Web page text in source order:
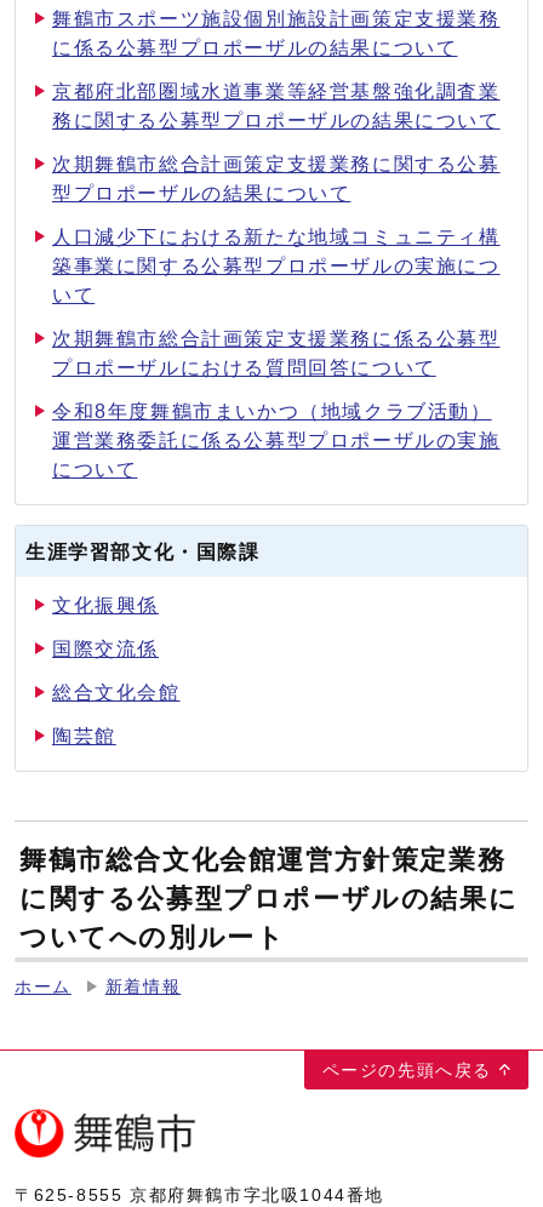
舞鶴市スポーツ施設個別施設計画策定支援業務
に係る公募型プロポーザルの結果について
京都府北部圏域水道事業等経営基盤強化調査業
務に関する公募型プロポーザルの結果について
次期舞鶴市総合計画策定支援業務に関する公募
型プロポーザルの結果について
人口減少下における新たな地域コミュニティ構
築事業に関する公募型プロポーザルの実施につ
いて
次期舞鶴市総合計画策定支援業務に係る公募型
プロポーザルにおける質問回答について
令和8年度舞鶴市まいかつ（地域クラブ活動）
運営業務委託に係る公募型プロポーザルの実施
について
生涯学習部文化・国際課
文化振興係
国際交流係
総合文化会館
陶芸館
舞鶴市総合文化会館運営方針策定業務
に関する公募型プロポーザルの結果に
ついてへの別ルート
ホーム 新着情報
ページの先頭へ戻る
〒625-8555 京都府舞鶴市字北吸1044番地